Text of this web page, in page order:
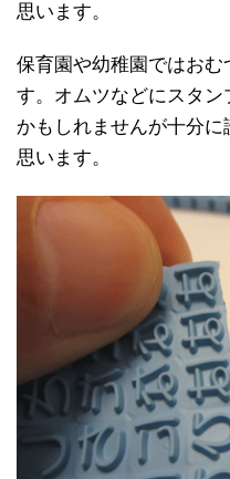
思います。
保育園や幼稚園ではおむ
す。オムツなどにスタ
かもしれませんが十分
思います。